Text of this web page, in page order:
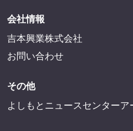
会社情報
吉本興業株式会社
お問い合わせ
その他
よしもとニュースセンターア